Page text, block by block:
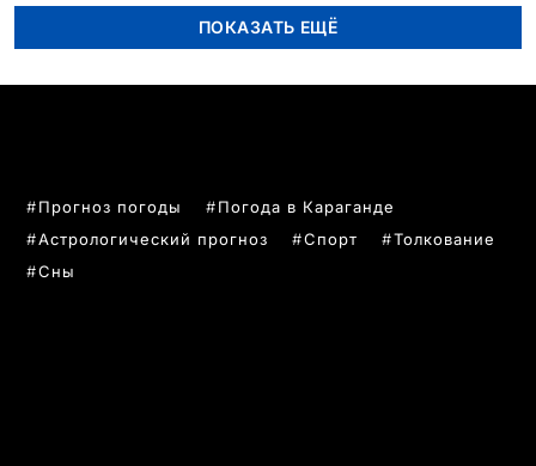
ПОКАЗАТЬ ЕЩЁ
Прогноз погоды
Погода в Караганде
Астрологический прогноз
Спорт
Толкование
Сны